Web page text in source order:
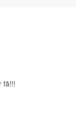
5 estrelas
fã!!!